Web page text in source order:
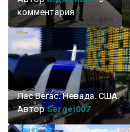
комментария
Лас Вегас. Невада. США.
АвторSergei007